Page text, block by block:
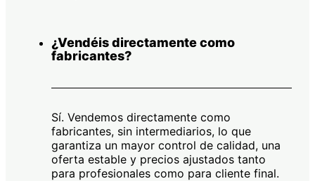
¿Vendéis directamente como
fabricantes?
Sí. Vendemos directamente como
fabricantes, sin intermediarios, lo que
garantiza un mayor control de calidad, una
oferta estable y precios ajustados tanto
para profesionales como para cliente final.